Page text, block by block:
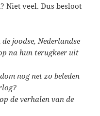
Niet veel. Dus besloot
joodse, Nederlandse
na hun terugkeer uit
nog net zo beleden
de verhalen van de